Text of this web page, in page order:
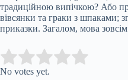
традиційною випічкою? Або
вівсянки та граки з шпаками;
приказки. Загалом, мова
Rate this item:
No votes yet.